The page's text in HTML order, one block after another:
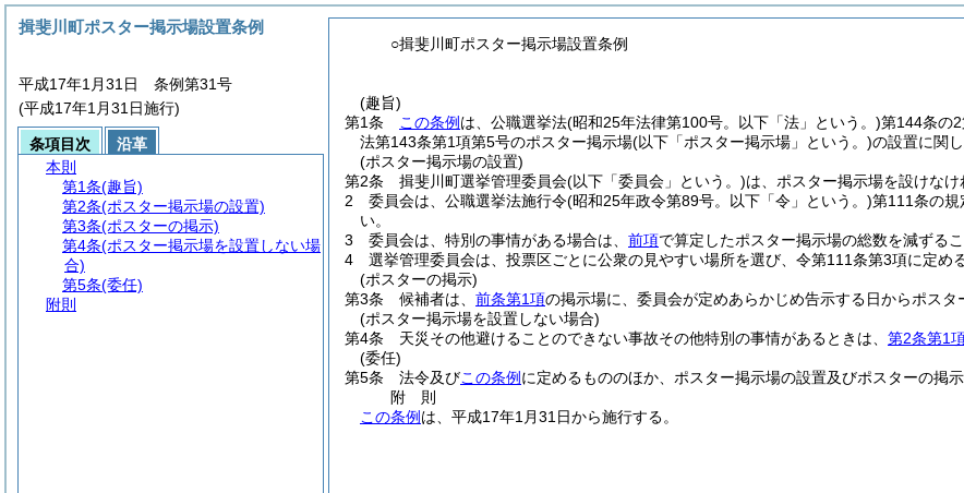
○揖斐川町ポスター掲示場設置条例
(趣旨)
第1条
この条例 は、公職選挙法(昭和25年法律第100号。以下「法」という。)第144条の
法第143条第1項第5号のポスター掲示場(以下「ポスター掲示場」という。)の設置に関
(ポスター掲示場の設置)
第2条
揖斐川町選挙管理委員会(以下「委員会」という。)は、ポスター掲示場を設けなけ
2
委員会は、公職選挙法施行令(昭和25年政令第89号。以下「令」という。)第111条の規
い。
3
委員会は、特別の事情がある場合は、 前項で算定したポスター掲示場の総数を減ずるこ
4
選挙管理委員会は、投票区ごとに公衆の見やすい場所を選び、令第111条第3項に定め
(ポスターの掲示)
第3条
候補者は、 前条第1項の掲示場に、委員会が定めあらかじめ告示する日からポスタ
(ポスター掲示場を設置しない場合)
第4条
天災その他避けることのできない事故その他特別の事情があるときは、 第2条第1
(委任)
第5条
法令及びこの条例 に定めるもののほか、ポスター掲示場の設置及びポスターの掲
附 則
この条例 は、平成17年1月31日から施行する。
揖斐川町ポスター掲示場設置条例
平成17年1月31日 条例第31号
(平成17年1月31日施行)
条項目次
沿革
本則
第1条(趣旨)
第2条(ポスター掲示場の設置)
第3条(ポスターの掲示)
第4条(ポスター掲示場を設置しない場
合)
第5条(委任)
附則